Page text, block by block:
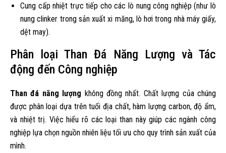
Cung cấp nhiệt trực tiếp cho các lò nung công nghiệp (như lò
nung clinker trong sản xuất xi măng, lò hơi trong nhà máy giấy,
dệt may).
Phân loại Than Đá Năng Lượng và Tác
động đến Công nghiệp
Than đá năng lượng không đồng nhất. Chất lượng của chúng
được phân loại dựa trên tuổi địa chất, hàm lượng carbon, độ ẩm,
và nhiệt trị. Việc hiểu rõ các loại than này giúp các ngành công
nghiệp lựa chọn nguồn nhiên liệu tối ưu cho quy trình sản xuất của
mình.